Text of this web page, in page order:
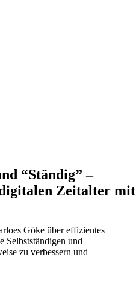
“Ständig” –
Zeitalter mit
Göke über effizientes
Selbstständigen und
zu verbessern und